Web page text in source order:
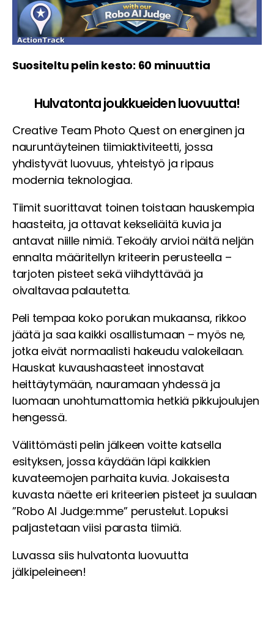
Suositeltu pelin kesto: 60 minuuttia
Hulvatonta joukkueiden luovuutta!
Creative Team Photo Quest on energinen ja
nauruntäyteinen tiimiaktiviteetti, jossa
yhdistyvät luovuus, yhteistyö ja ripaus
modernia teknologiaa.
Tiimit suorittavat toinen toistaan hauskempia
haasteita, ja ottavat kekseliäitä kuvia ja
antavat niille nimiä. Tekoäly arvioi näitä neljän
ennalta määritellyn kriteerin perusteella –
tarjoten pisteet sekä viihdyttävää ja
oivaltavaa palautetta.
Peli tempaa koko porukan mukaansa, rikkoo
jäätä ja saa kaikki osallistumaan – myös ne,
jotka eivät normaalisti hakeudu valokeilaan.
Hauskat kuvaushaasteet innostavat
heittäytymään, nauramaan yhdessä ja
luomaan unohtumattomia hetkiä pikkujoulujen
hengessä.
Välittömästi pelin jälkeen voitte katsella
esityksen, jossa käydään läpi kaikkien
kuvateemojen parhaita kuvia. Jokaisesta
kuvasta näette eri kriteerien pisteet ja suulaan
”Robo AI Judge:mme” perustelut. Lopuksi
paljastetaan viisi parasta tiimiä.
Luvassa siis hulvatonta luovuutta
jälkipeleineen!